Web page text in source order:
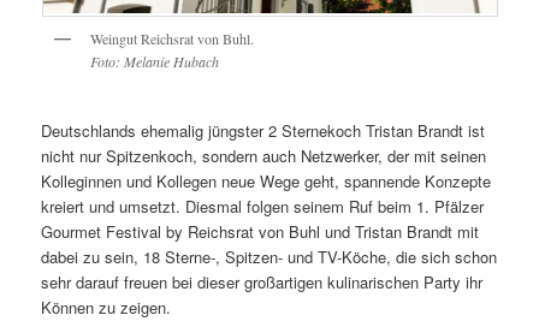
Weingut Reichsrat von Buhl.
Foto: Melanie Hubach
Deutschlands ehemalig jüngster 2 Sternekoch Tristan Brandt ist
nicht nur Spitzenkoch, sondern auch Netzwerker, der mit seinen
Kolleginnen und Kollegen neue Wege geht, spannende Konzepte
kreiert und umsetzt. Diesmal folgen seinem Ruf beim 1. Pfälzer
Gourmet Festival by Reichsrat von Buhl und Tristan Brandt mit
dabei zu sein, 18 Sterne-, Spitzen- und TV-Köche, die sich schon
sehr darauf freuen bei dieser großartigen kulinarischen Party ihr
Können zu zeigen.